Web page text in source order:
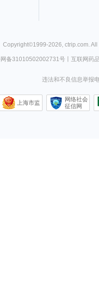
Copyright©1999-2026, ctrip.com.
备31010502002731号丨 互联网药
违法和不良信息举报
上海市监
网络社会
征信网